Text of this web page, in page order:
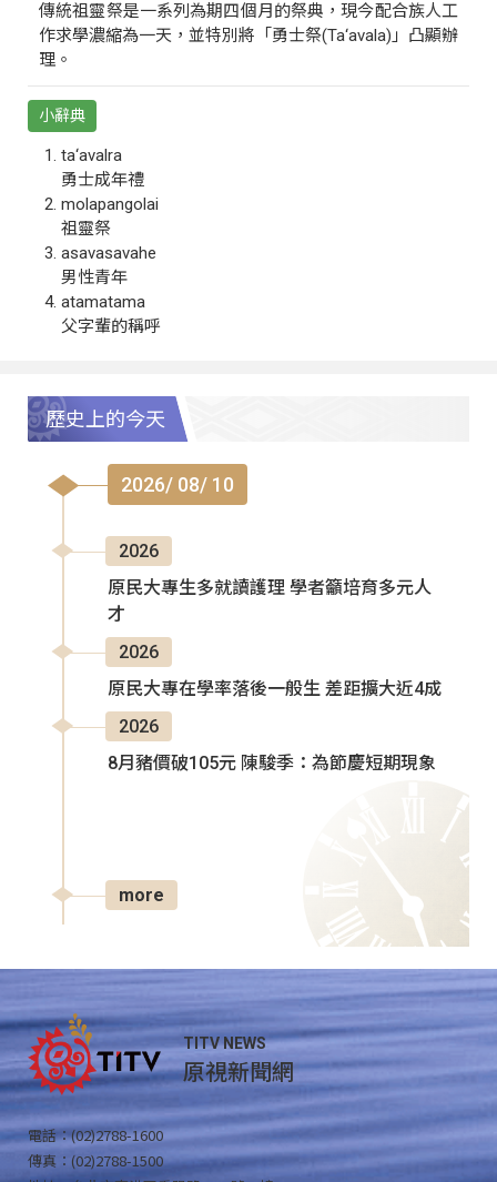
傳統祖靈祭是一系列為期四個月的祭典，現今配合族人工
作求學濃縮為一天，並特別將「勇士祭(Ta‘avala)」凸顯辦
理。
小辭典
ta‘avalra
勇士成年禮
molapangolai
祖靈祭
asavasavahe
男性青年
atamatama
父字輩的稱呼
歷史上的今天
2026/ 08/ 10
2026
原民大專生多就讀護理 學者籲培育多元人
才
2026
原民大專在學率落後一般生 差距擴大近4成
2026
8月豬價破105元 陳駿季：為節慶短期現象
more
TITV NEWS
原視新聞網
電話：(02)2788-1600
傳真：(02)2788-1500